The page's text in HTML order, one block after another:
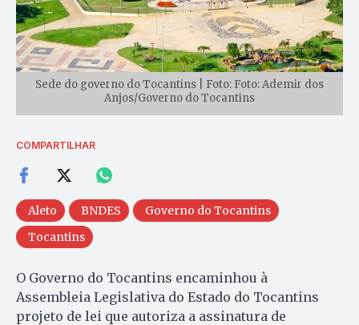
Sede do governo do Tocantins | Foto: Foto: Ademir dos
Anjos/Governo do Tocantins
COMPARTILHAR
Aleto BNDES
Governo do Tocantins
Tocantins
O Governo do Tocantins encaminhou à
Assembleia Legislativa do Estado do Tocantins
projeto de lei que autoriza a assinatura de